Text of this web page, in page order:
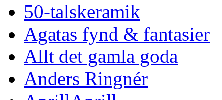
50-talskeramik
Agatas fynd & fantasier
Allt det gamla goda
Anders Ringnér